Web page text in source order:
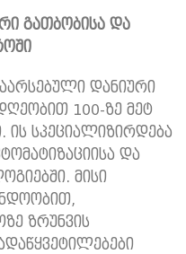
გათბობისა და
დანიური
100-ზე მეტ
ის სპეციალიზირდება
და
მისი
ზრუნვის